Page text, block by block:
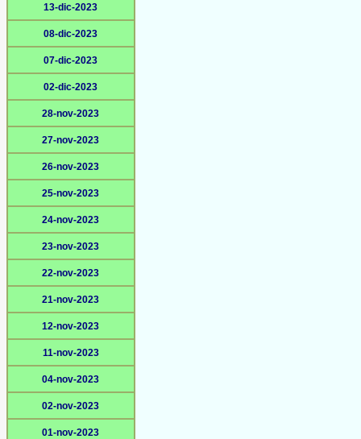
13-dic-2023
08-dic-2023
07-dic-2023
02-dic-2023
28-nov-2023
27-nov-2023
26-nov-2023
25-nov-2023
24-nov-2023
23-nov-2023
22-nov-2023
21-nov-2023
12-nov-2023
11-nov-2023
04-nov-2023
02-nov-2023
01-nov-2023